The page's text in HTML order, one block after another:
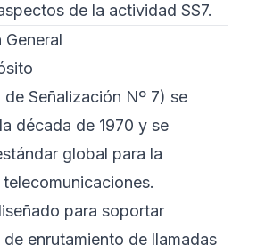
de la actividad SS7.
General
de Señalización Nº 7) se
década de 1970 y se
global para la
para soportar
enrutamiento de llamadas